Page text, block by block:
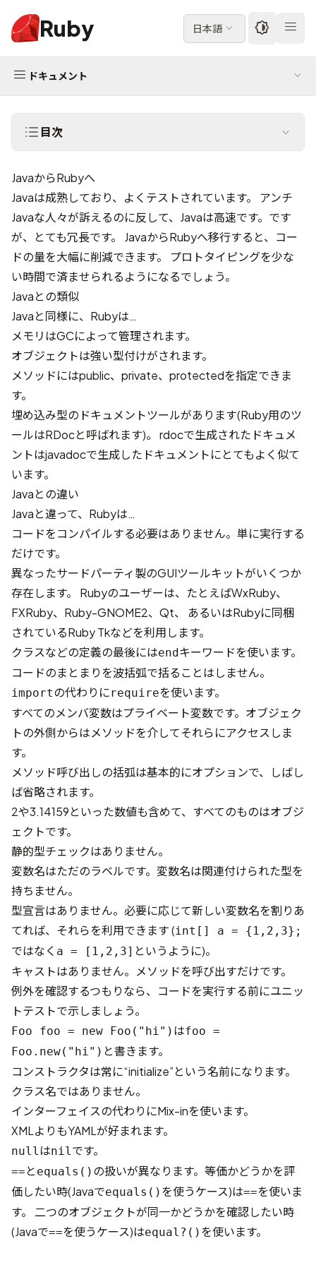
Ruby 日本語
ドキュメント
目次
JavaからRubyへ
Javaは成熟しており、よくテストされています。 アンチ
Javaな人々が訴えるのに反して、Javaは高速です。です
が、とても冗長です。 JavaからRubyへ移行すると、コー
ドの量を大幅に削減できます。 プロトタイピングを少な
い時間で済ませられるようになるでしょう。
Javaとの類似
Javaと同様に、Rubyは…
メモリはGCによって管理されます。
オブジェクトは強い型付けがされます。
メソッドにはpublic、private、protectedを指定できま
す。
埋め込み型のドキュメントツールがあります(Ruby用のツ
ールはRDocと呼ばれます)。 rdocで生成されたドキュメ
ントはjavadocで生成したドキュメントにとてもよく似て
います。
Javaとの違い
Javaと違って、Rubyは…
コードをコンパイルする必要はありません。単に実行する
だけです。
異なったサードパーティ製のGUIツールキットがいくつか
存在します。 Rubyのユーザーは、たとえばWxRuby、
FXRuby、 Ruby-GNOME2、 Qt、 あるいはRubyに同梱
されているRuby Tkなどを利用します。
クラスなどの定義の最後にはendキーワードを使います。
コードのまとまりを波括弧で括ることはしません。
importの代わりにrequireを使います。
すべてのメンバ変数はプライベート変数です。オブジェク
トの外側からはメソッドを介してそれらにアクセスしま
す。
メソッド呼び出しの括弧は基本的にオプションで、しばし
ば省略されます。
2や3.14159といった数値も含めて、すべてのものはオブジ
ェクトです。
静的型チェックはありません。
変数名はただのラベルです。変数名は関連付けられた型を
持ちません。
型宣言はありません。必要に応じて新しい変数名を割りあ
てれば、それらを利用できます (int[] a = {1,2,3};
ではなく a = [1,2,3] というように)。
キャストはありません。メソッドを呼び出すだけです。
例外を確認するつもりなら、コードを実行する前にユニッ
トテストで示しましょう。
Foo foo = new Foo("hi") はfoo =
Foo.new("hi") と書きます。
コンストラクタは常に“initialize”という名前になります。
クラス名ではありません。
インターフェイスの代わりにMix-inを使います。
XMLよりもYAMLが好まれます。
nullはnilです。
== と equals() の扱いが異なります。等価かどうかを評
価したい時(Javaでequals() を使うケース)は==を使いま
す。 二つのオブジェクトが同一かどうかを確認したい時
(Javaで==を使うケース)はequal?() を使います。